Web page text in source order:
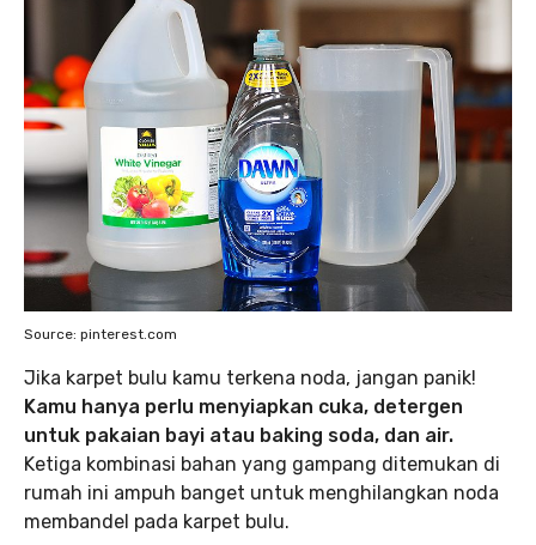
Source: pinterest.com
Jika karpet bulu kamu terkena noda, jangan panik!
Kamu hanya perlu menyiapkan cuka, detergen
untuk pakaian bayi atau baking soda, dan air.
Ketiga kombinasi bahan yang gampang ditemukan di
rumah ini ampuh banget untuk menghilangkan noda
membandel pada karpet bulu.